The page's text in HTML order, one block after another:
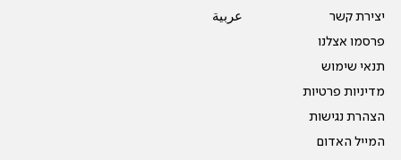
יצירת קשר
פרסמו אצלנו
תנאי שימוש
מדיניות פרטיות
הצהרת נגישות
המייל האדום
عربية